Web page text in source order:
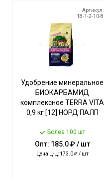
Артикул:
18-1-2-10-8
Удобрение минеральное
БИОКАРБАМИД
комплексное TERRA VITA
0,9 кг [12] НОРД ПАЛП
Более 100 шт
Опт: 185.0 ₽ / шт
Цена Ц-Ц: 173.0 ₽ / шт